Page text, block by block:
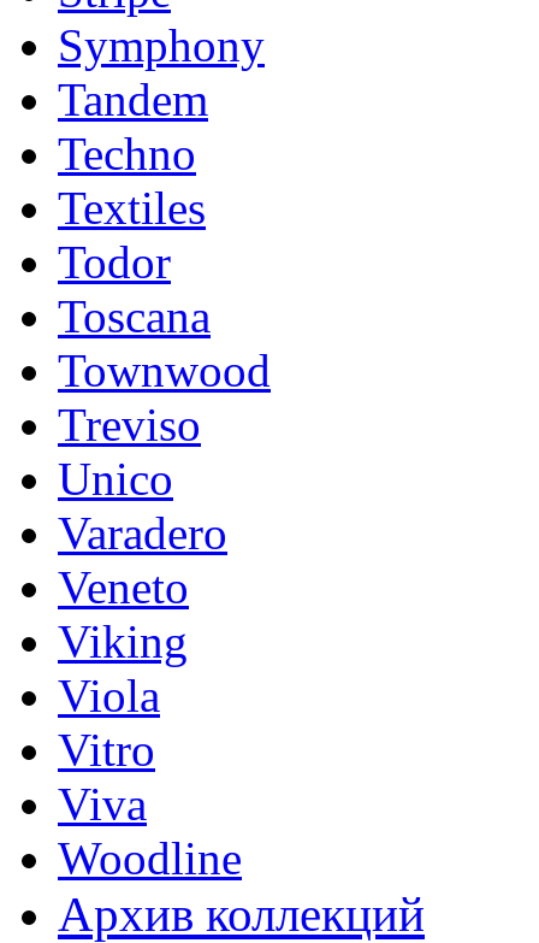
Symphony
Tandem
Techno
Textiles
Todor
Toscana
Townwood
Treviso
Unico
Varadero
Veneto
Viking
Viola
Vitro
Viva
Woodline
Архив коллекций